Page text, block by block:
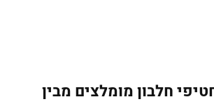
חלבון מומלצים מבין